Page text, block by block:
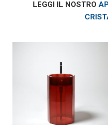
LEGGI IL NOSTRO